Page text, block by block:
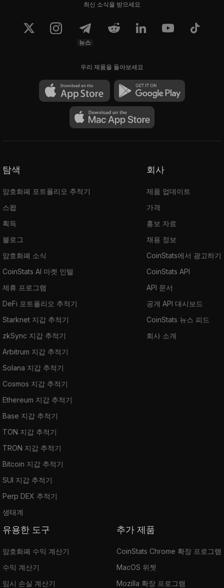
최신 소식을 받으세요
뉴스
우리 제품을 돌아보세요
탐색
암호화폐 포트폴리오 추적기
스왑
획득
블로그
암호화폐 소식
CoinStats AI 마켓 인텔
제휴 프로그램
DeFi 포트폴리오 추적기
Starknet 지갑 추적기
zkSync 지갑 추적기
Arbitrum 지갑 추적기
Solana 지갑 추적기
Cosmos 지갑 추적기
Ethereum 지갑 추적기
Base 지갑 추적기
TON 지갑 추적기
TRON 지갑 추적기
Bitcoin 지갑 추적기
SUI 지갑 추적기
Perp DEX 추적기
생태계
회사
제품 업데이트
가격
홍보 자료
채용 정보
CoinStats에서 광고하기
CoinStats API
API 문서
공개 API 대시보드
CoinStats 뉴스 피드
회사 소개
유용한 도구
암호화폐 수익 계산기
수익 계산기
임시 손실 계산기
추가 제품
CoinStats Chrome 확장 프로그램
MacOS 위젯
Mozilla 확장 프로그램